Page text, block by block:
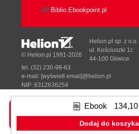
Ebook 134,10
Dodaj do koszyka
Biblio.Ebookpoint.pl
Tonik.pl
© Helion.pl 1991-2026
Helion.pl sp. z o.o.
ul. Kościuszki 1c
44-100 Gliwice
tel. (32) 230-98-63
e-mail: [wyświetl email]@helion.pl
NIP: 6312636254